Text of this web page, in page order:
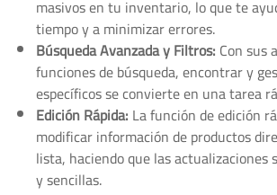
masivos en tu inventario, lo que te
tiempo y a minimizar errores.
Búsqueda Avanzada y Filtros: Con sus
funciones de búsqueda, encontrar y
específicos se convierte en una tarea
Edición Rápida: La función de edición
modificar información de productos
lista, haciendo que las actualizaciones
y sencillas.